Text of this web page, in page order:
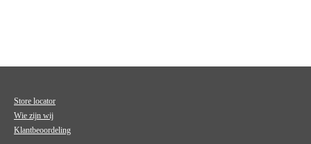
Store locator
Wie zijn wij
Klantbeoordeling